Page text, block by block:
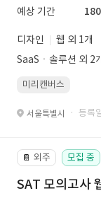
예상 기간
디자인
웹 외 1개
SaaSㆍ솔루션 외 2
미리캔버스
서울특별시 · 등록
📔 외주 모집 중
SAT 모의고사